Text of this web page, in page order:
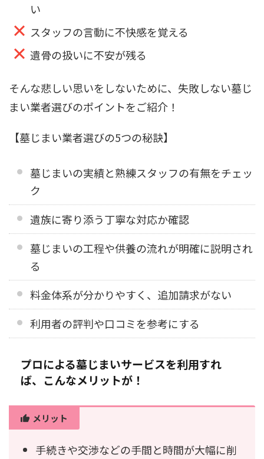
い
スタッフの言動に不快感を覚える
遺骨の扱いに不安が残る
そんな悲しい思いをしないために、失敗しない墓じ
まい業者選びのポイントをご紹介！
【墓じまい業者選びの5つの秘訣】
墓じまいの実績と熟練スタッフの有無をチェッ
ク
遺族に寄り添う丁寧な対応か確認
墓じまいの工程や供養の流れが明確に説明され
る
料金体系が分かりやすく、追加請求がない
利用者の評判や口コミを参考にする
プロによる墓じまいサービスを利用すれ
ば、こんなメリットが！
メリット
手続きや交渉などの手間と時間が大幅に削